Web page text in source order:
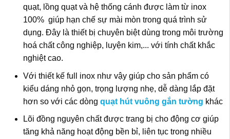
quạt, lồng quạt và hệ thống cánh được làm từ inox
100% giúp hạn chế sự mài mòn trong quá trình sử
dụng. Đây là thiết bị chuyên biệt dùng trong môi trường
hoá chất công nghiệp, luyện kim,... với tính chất khắc
nghiệt cao.
Với thiết kế full inox như vậy giúp cho sản phẩm có
kiểu dáng nhỏ gọn, trọng lượng nhẹ, dễ dàng lắp đặt
hơn so với các dòng quạt hút vuông gắn tường khác
Lõi đồng nguyên chất được trang bị cho động cơ giúp
tăng khả năng hoạt động bền bỉ, liên tục trong nhiều